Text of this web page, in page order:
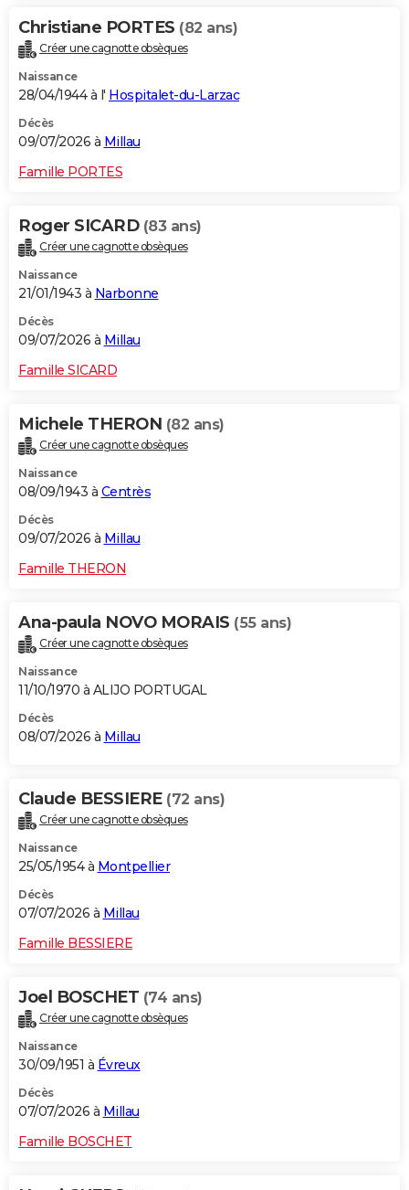
Christiane PORTES (82 ans)
Créer une cagnotte obsèques
Naissance
28/04/1944 à l' Hospitalet-du-Larzac
Décès
09/07/2026 à Millau
Famille PORTES
Roger SICARD (83 ans)
Créer une cagnotte obsèques
Naissance
21/01/1943 à Narbonne
Décès
09/07/2026 à Millau
Famille SICARD
Michele THERON (82 ans)
Créer une cagnotte obsèques
Naissance
08/09/1943 à Centrès
Décès
09/07/2026 à Millau
Famille THERON
Ana-paula NOVO MORAIS (55 ans)
Créer une cagnotte obsèques
Naissance
11/10/1970 à ALIJO PORTUGAL
Décès
08/07/2026 à Millau
Claude BESSIERE (72 ans)
Créer une cagnotte obsèques
Naissance
25/05/1954 à Montpellier
Décès
07/07/2026 à Millau
Famille BESSIERE
Joel BOSCHET (74 ans)
Créer une cagnotte obsèques
Naissance
30/09/1951 à Évreux
Décès
07/07/2026 à Millau
Famille BOSCHET